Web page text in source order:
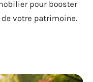
pour booster
votre patrimoine.